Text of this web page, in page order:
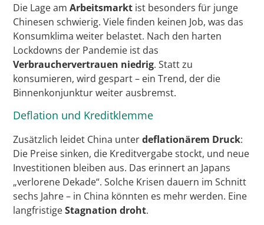
Die Lage amArbeitsmarkt ist besonders für junge
Chinesen schwierig. Viele finden keinen Job, was das
Konsumklima weiter belastet. Nach den harten
Lockdowns der Pandemie ist das
Verbrauchervertrauen niedrig. Statt zu
konsumieren, wird gespart – ein Trend, der die
Binnenkonjunktur weiter ausbremst.
Deflation und Kreditklemme
Zusätzlich leidet China unterdeflationärem Druck:
Die Preise sinken, die Kreditvergabe stockt, und neue
Investitionen bleiben aus. Das erinnert an Japans
„verlorene Dekade“. Solche Krisen dauern im Schnitt
sechs Jahre – in China könnten es mehr werden. Eine
langfristigeStagnation droht.